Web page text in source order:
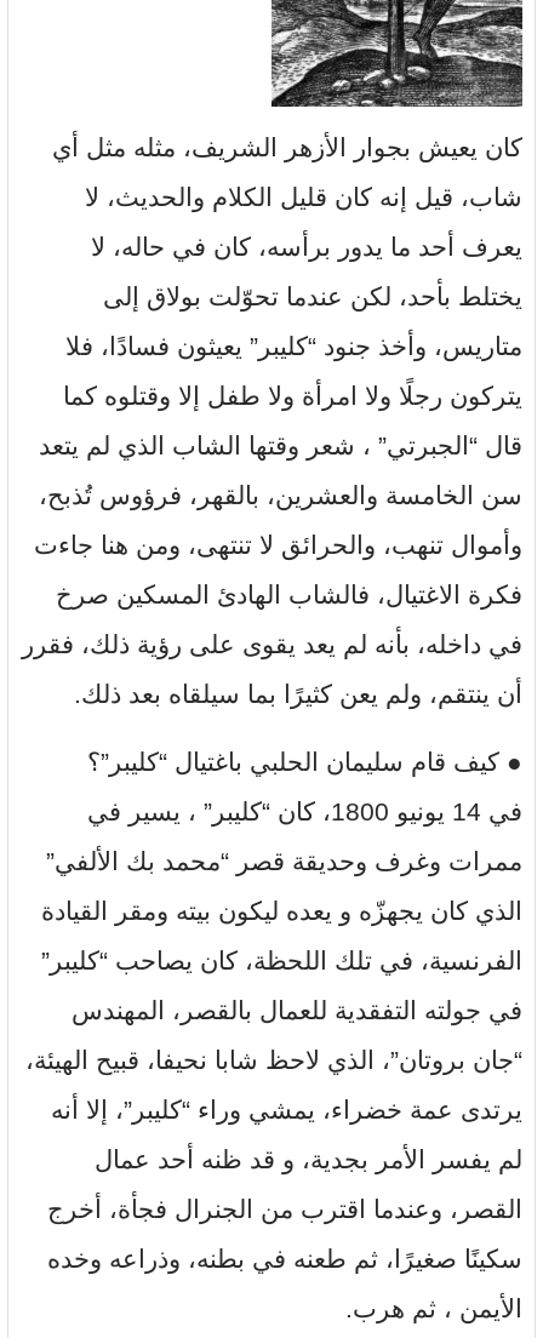
كان يعيش بجوار الأزهر الشريف، مثله مثل أي
شاب، قيل إنه كان قليل الكلام والحديث، لا
يعرف أحد ما يدور برأسه، كان في حاله، لا
يختلط بأحد، لكن عندما تحوّلت بولاق إلى
متاريس، وأخذ جنود “كليبر” يعيثون فسادًا، فلا
يتركون رجلًا ولا امرأة ولا طفل إلا وقتلوه كما
قال “الجبرتي” ، شعر وقتها الشاب الذي لم يتعد
سن الخامسة والعشرين، بالقهر، فرؤوس تُذبح،
وأموال تنهب، والحرائق لا تنتهى، ومن هنا جاءت
فكرة الاغتيال، فالشاب الهادئ المسكين صرخ
في داخله، بأنه لم يعد يقوى على رؤية ذلك، فقرر
أن ينتقم، ولم يعن كثيرًا بما سيلقاه بعد ذلك.
● كيف قام سليمان الحلبي باغتيال “كليبر”؟
في 14 يونيو 1800، كان “كليبر” ، يسير في
ممرات وغرف وحديقة قصر “محمد بك الألفي”
الذي كان يجهزّه و يعده ليكون بيته ومقر القيادة
الفرنسية، في تلك اللحظة، كان يصاحب “كليبر”
في جولته التفقدية للعمال بالقصر، المهندس
“جان بروتان”، الذي لاحظ شابا نحيفا، قبيح الهيئة،
يرتدى عمة خضراء، يمشي وراء “كليبر”، إلا أنه
لم يفسر الأمر بجدية، و قد ظنه أحد عمال
القصر، وعندما اقترب من الجنرال فجأة، أخرج
سكينًا صغيرًا، ثم طعنه في بطنه، وذراعه وخده
الأيمن ، ثم هرب.